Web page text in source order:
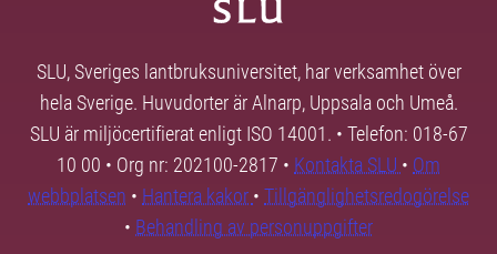
SLU, Sveriges lantbruksuniversitet, har verksamhet över
hela Sverige. Huvudorter är Alnarp, Uppsala och Umeå.
SLU är miljöcertifierat enligt ISO 14001. • Telefon: 018-67
10 00 • Org nr: 202100-2817 • Kontakta SLU • Om
webbplatsen • Hantera kakor • Tillgänglighetsredogörelse
• Behandling av personuppgifter